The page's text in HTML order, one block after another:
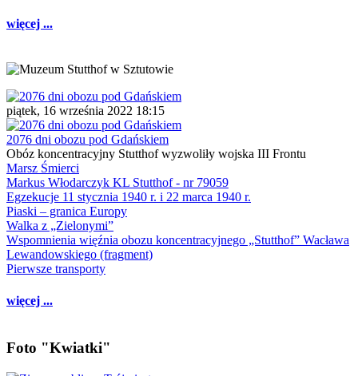
więcej ...
piątek, 16 września 2022 18:15
2076 dni obozu pod Gdańskiem
Obóz koncentracyjny Stutthof wyzwoliły wojska III Frontu
Marsz Śmierci
Markus Włodarczyk KL Stutthof - nr 79059
Egzekucje 11 stycznia 1940 r. i 22 marca 1940 r.
Piaski – granica Europy
Walka z „Zielonymi”
Wspomnienia więźnia obozu koncentracyjnego „Stutthof” Wacława
Lewandowskiego (fragment)
Pierwsze transporty
więcej ...
Foto "Kwiatki"